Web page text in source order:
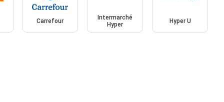
Carrefour
Intermarché
Hyper
Hyper U